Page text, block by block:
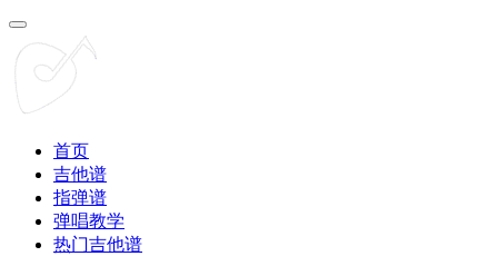
首页
吉他谱
指弹谱
弹唱教学
热门吉他谱